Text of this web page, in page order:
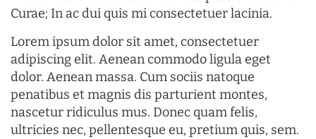
Curae; In ac dui quis mi consectetuer lacinia.
Lorem ipsum dolor sit amet, consectetuer
adipiscing elit. Aenean commodo ligula eget
dolor. Aenean massa. Cum sociis natoque
penatibus et magnis dis parturient montes,
nascetur ridiculus mus. Donec quam felis,
ultricies nec, pellentesque eu, pretium quis, sem.